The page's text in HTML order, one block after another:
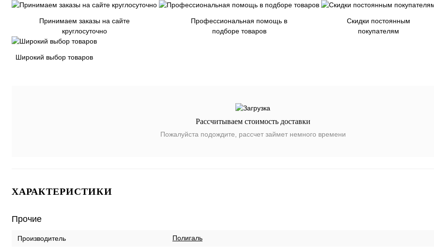
Принимаем заказы на сайте
круглосуточно
Профессиональная помощь в
подборе товаров
Скидки постоянным
покупателям
Широкий выбор товаров
Рассчитываем стоимость доставки
Пожалуйста подождите, рассчет займет немного времени
ХАРАКТЕРИСТИКИ
Прочие
Производитель Полигаль